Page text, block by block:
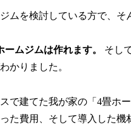
ムを検討している方で、そ
ムジムは作れます。
そし
かりました。
で建てた我が家の「4畳ホ
た費用、そして導入した機